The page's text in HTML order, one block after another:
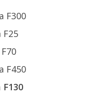
F300
F25
F450
F130